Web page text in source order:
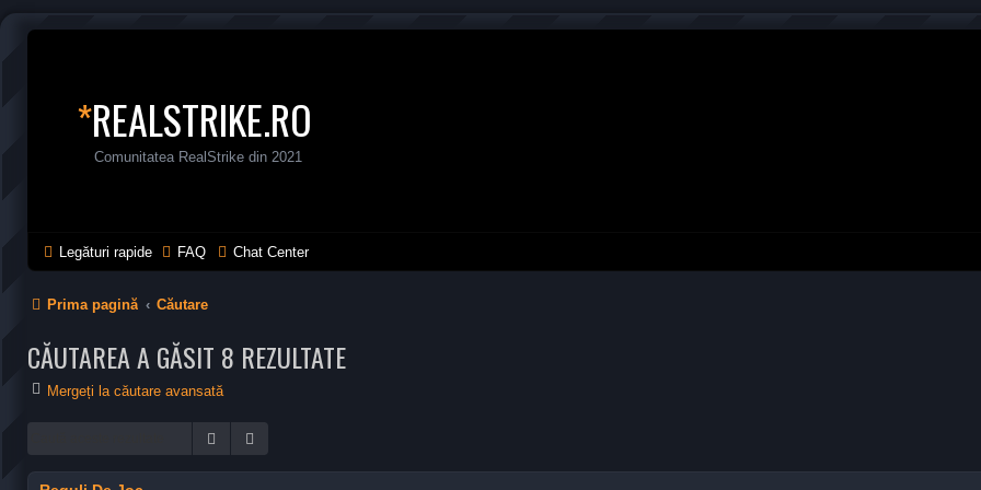
*REALSTRIKE.RO
Comunitatea RealStrike din 2021
Legături rapide FAQ Chat Center
Prima pagină Căutare
CĂUTAREA A GĂSIT 8 REZULTATE
Mergeți la căutare avansată
Căutare